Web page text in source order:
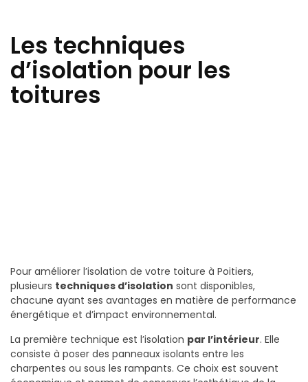
Les techniques
d’isolation pour les
toitures
Pour améliorer l’isolation de votre toiture à Poitiers,
plusieurs techniques d’isolation sont disponibles,
chacune ayant ses avantages en matière de performance
énergétique et d’impact environnemental.
La première technique est l’isolation par l’intérieur. Elle
consiste à poser des panneaux isolants entre les
charpentes ou sous les rampants. Ce choix est souvent